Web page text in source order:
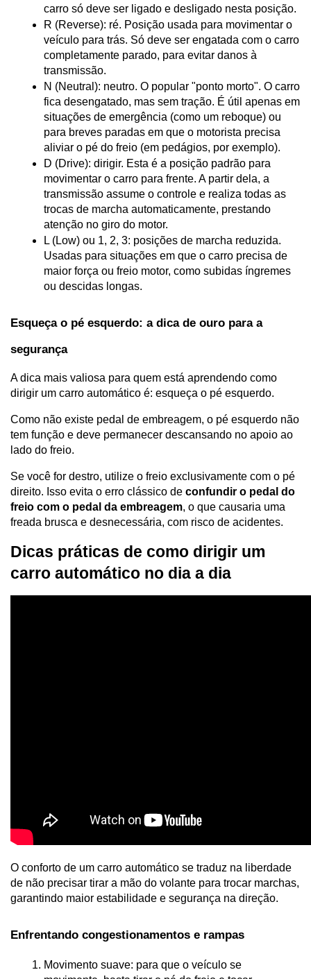
carro só deve ser ligado e desligado nesta posição.
R (Reverse): ré. Posição usada para movimentar o
veículo para trás. Só deve ser engatada com o carro
completamente parado, para evitar danos à
transmissão.
N (Neutral): neutro. O popular "ponto morto". O carro
fica desengatado, mas sem tração. É útil apenas em
situações de emergência (como um reboque) ou
para breves paradas em que o motorista precisa
aliviar o pé do freio (em pedágios, por exemplo).
D (Drive): dirigir. Esta é a posição padrão para
movimentar o carro para frente. A partir dela, a
transmissão assume o controle e realiza todas as
trocas de marcha automaticamente, prestando
atenção no giro do motor.
L (Low) ou 1, 2, 3: posições de marcha reduzida.
Usadas para situações em que o carro precisa de
maior força ou freio motor, como subidas íngremes
ou descidas longas.
Esqueça o pé esquerdo: a dica de ouro para a
segurança
A dica mais valiosa para quem está aprendendo como
dirigir um carro automático é: esqueça o pé esquerdo.
Como não existe pedal de embreagem, o pé esquerdo não
tem função e deve permanecer descansando no apoio ao
lado do freio.
Se você for destro, utilize o freio exclusivamente com o pé
direito. Isso evita o erro clássico de confundir o pedal do
freio com o pedal da embreagem, o que causaria uma
freada brusca e desnecessária, com risco de acidentes.
Dicas práticas de como dirigir um
carro automático no dia a dia
O conforto de um carro automático se traduz na liberdade
de não precisar tirar a mão do volante para trocar marchas,
garantindo maior estabilidade e segurança na direção.
Enfrentando congestionamentos e rampas
Movimento suave: para que o veículo se